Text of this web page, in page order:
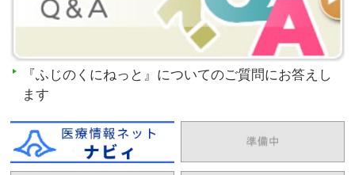
『ふじのくにねっと』についてのご質問にお答えし
ます